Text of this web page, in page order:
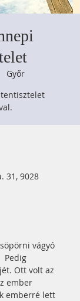
Győr
31, 9028
vágyó
Pedig
Ott volt az
ember
emberré lett